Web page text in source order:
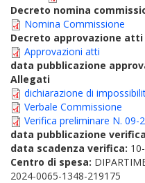
Decreto nomina
Nomina Commissione
Decreto approvazione atti
Approvazioni atti
data pubblicazione
Allegati
dichiarazione di
Verbale Commissione
Verifica preliminare N. 09-
data pubblicazione
data scadenza verifica:
Centro di spesa:
2024-0065-1348-219175